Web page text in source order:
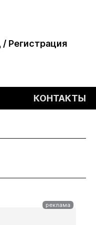
/ Регистрация
КОНТАКТЫ